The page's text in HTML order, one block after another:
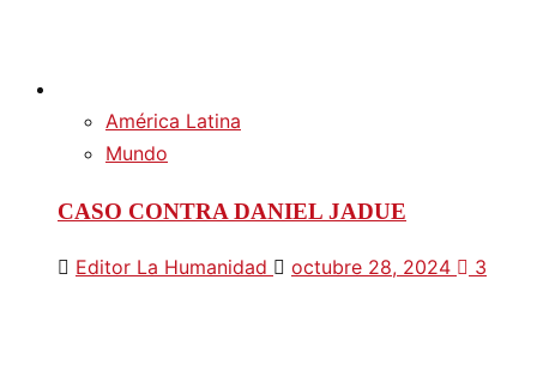
América Latina
Mundo
CASO CONTRA DANIEL JADUE
Editor La Humanidad octubre 28, 2024 3